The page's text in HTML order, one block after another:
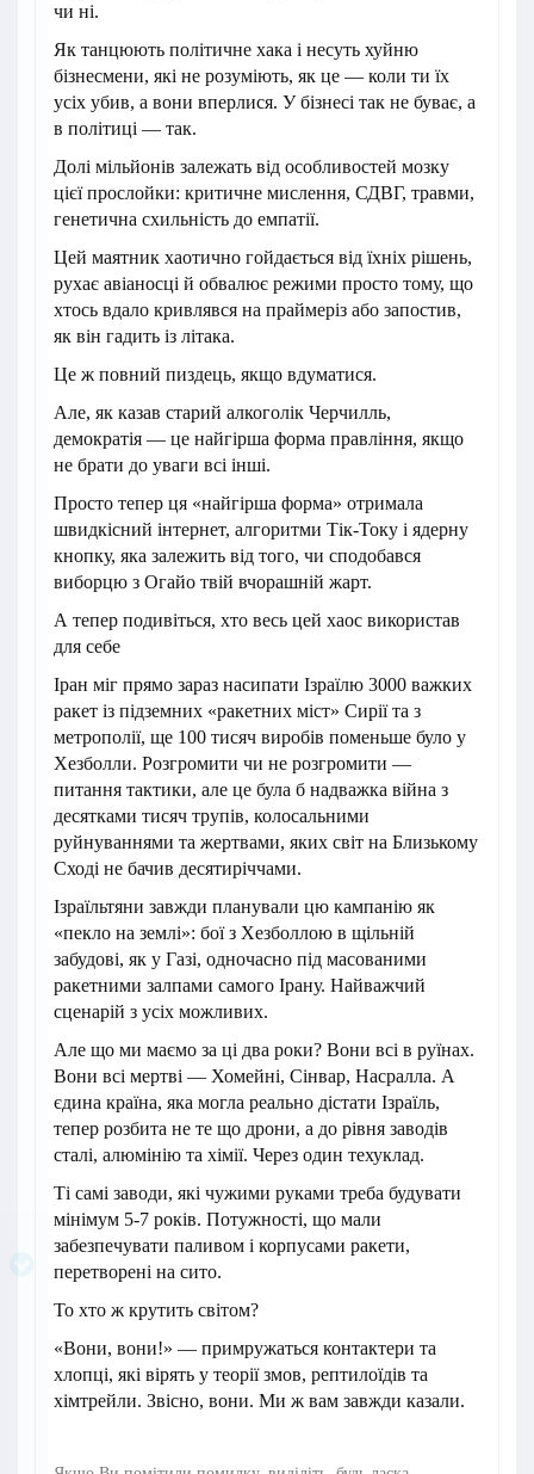
чи ні.
Як танцюють політичне хака і несуть хуйню
бізнесмени, які не розуміють, як це — коли ти їх
усіх убив, а вони вперлися. У бізнесі так не буває, а
в політиці — так.
Долі мільйонів залежать від особливостей мозку
цієї прослойки: критичне мислення, СДВГ, травми,
генетична схильність до емпатії.
Цей маятник хаотично гойдається від їхніх рішень,
рухає авіаносці й обвалює режими просто тому, що
хтось вдало кривлявся на праймеріз або запостив,
як він гадить із літака.
Це ж повний пиздець, якщо вдуматися.
Але, як казав старий алкоголік Черчилль,
демократія — це найгірша форма правління, якщо
не брати до уваги всі інші.
Просто тепер ця «найгірша форма» отримала
швидкісний інтернет, алгоритми Тік-Току і ядерну
кнопку, яка залежить від того, чи сподобався
виборцю з Огайо твій вчорашній жарт.
А тепер подивіться, хто весь цей хаос використав
для себе
Іран міг прямо зараз насипати Ізраїлю 3000 важких
ракет із підземних «ракетних міст» Сирії та з
метрополії, ще 100 тисяч виробів поменьше було у
Хезболли. Розгромити чи не розгромити —
питання тактики, але це була б надважка війна з
десятками тисяч трупів, колосальними
руйнуваннями та жертвами, яких світ на Близькому
Сході не бачив десятиріччами.
Ізраїльтяни завжди планували цю кампанію як
«пекло на землі»: бої з Хезболлою в щільній
забудові, як у Газі, одночасно під масованими
ракетними залпами самого Ірану. Найважчий
сценарій з усіх можливих.
Але що ми маємо за ці два роки? Вони всі в руїнах.
Вони всі мертві — Хомейні, Сінвар, Насралла. А
єдина країна, яка могла реально дістати Ізраїль,
тепер розбита не те що дрони, а до рівня заводів
сталі, алюмінію та хімії. Через один техуклад.
Ті самі заводи, які чужими руками треба будувати
мінімум 5-7 років. Потужності, що мали
забезпечувати паливом і корпусами ракети,
перетворені на сито.
То хто ж крутить світом?
«Вони, вони!» — примружаться контактери та
хлопці, які вірять у теорії змов, рептилоїдів та
хімтрейли. Звісно, вони. Ми ж вам завжди казали.